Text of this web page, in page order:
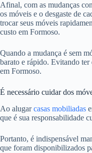
Afinal, com as mudanças
os móveis e o desgaste de
trocar seus móveis
custo em Formoso.
Quando a mudança é sem
barato e rápido. Evitando
em Formoso.
É necessário cuidar dos
Ao alugarcasas mobiliadas
que é sua responsabilidade
Portanto, é indispensável
que foram disponibilizados